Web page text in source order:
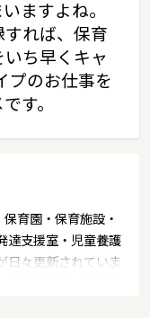
ますよね。
れば、保育
ち早くキャ
プのお仕事を
す。
育園・保育施設・
達支援室・児童養護
日々更新されていま